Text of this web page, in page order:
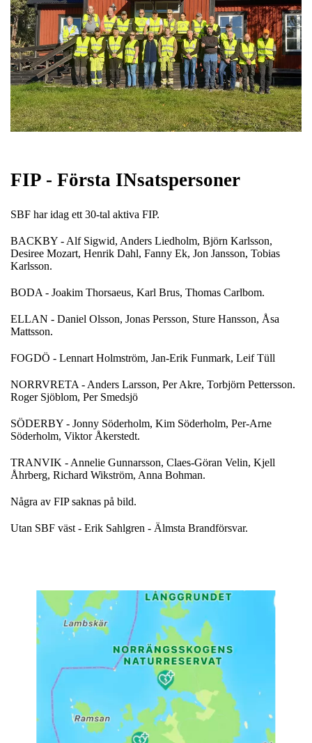
FIP - Första INsatspersoner
SBF har idag ett 30-tal aktiva FIP.
BACKBY - Alf Sigwid, Anders Liedholm, Björn Karlsson,
Desiree Mozart, Henrik Dahl, Fanny Ek, Jon Jansson, Tobias
Karlsson.
BODA - Joakim Thorsaeus, Karl Brus, Thomas Carlbom.
ELLAN - Daniel Olsson, Jonas Persson, Sture Hansson, Åsa
Mattsson.
FOGDÖ - Lennart Holmström, Jan-Erik Funmark, Leif Tüll
NORRVRETA - Anders Larsson, Per Akre, Torbjörn Pettersson.
Roger Sjöblom, Per Smedsjö
SÖDERBY - Jonny Söderholm, Kim Söderholm, Per-Arne
Söderholm, Viktor Åkerstedt.
TRANVIK - Annelie Gunnarsson, Claes-Göran Velin, Kjell
Åhrberg, Richard Wikström, Anna Bohman.
Några av FIP saknas på bild.
Utan SBF väst - Erik Sahlgren - Älmsta Brandförsvar.